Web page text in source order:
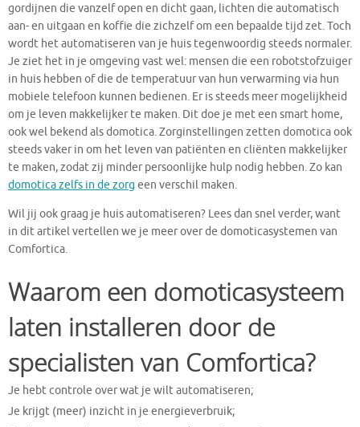
gordijnen die vanzelf open en dicht gaan, lichten die automatisch
aan- en uitgaan en koffie die zichzelf om een bepaalde tijd zet. Toch
wordt het automatiseren van je huis tegenwoordig steeds normaler.
Je ziet het in je omgeving vast wel: mensen die een robotstofzuiger
in huis hebben of die de temperatuur van hun verwarming via hun
mobiele telefoon kunnen bedienen. Er is steeds meer mogelijkheid
om je leven makkelijker te maken. Dit doe je met een smart home,
ook wel bekend als domotica. Zorginstellingen zetten domotica ook
steeds vaker in om het leven van patiënten en cliënten makkelijker
te maken, zodat zij minder persoonlijke hulp nodig hebben. Zo kan
domotica zelfs in de zorg een verschil maken.
Wil jij ook graag je huis automatiseren? Lees dan snel verder, want
in dit artikel vertellen we je meer over de domoticasystemen van
Comfortica.
Waarom een domoticasysteem
laten installeren door de
specialisten van Comfortica?
Je hebt controle over wat je wilt automatiseren;
Je krijgt (meer) inzicht in je energieverbruik;